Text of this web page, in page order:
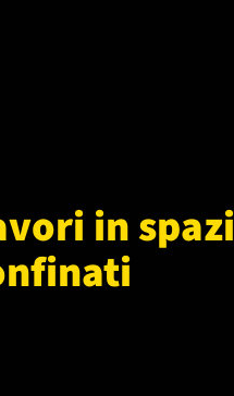
in spazi